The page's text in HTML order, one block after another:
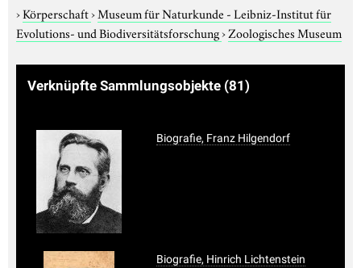
›Körperschaft›Museum für Naturkunde - Leibniz-Institut für
Evolutions- und Biodiversitätsforschung›Zoologisches Museum
Verknüpfte Sammlungsobjekte (81)
Biografie, Franz Hilgendorf
Biografie, Hinrich Lichtenstein